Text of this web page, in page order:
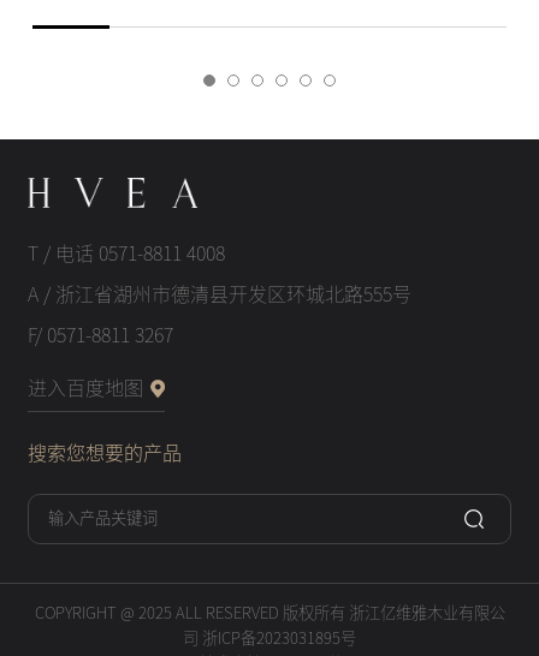
T / 电话 0571-8811 4008
A / 浙江省湖州市德清县开发区环城北路555号
F/ 0571-8811 3267
进入百度地图
搜索您想要的产品
COPYRIGHT @ 2025 ALL RESERVED 版权所有 浙江亿维雅木业有限公
司 浙ICP备2023031895号